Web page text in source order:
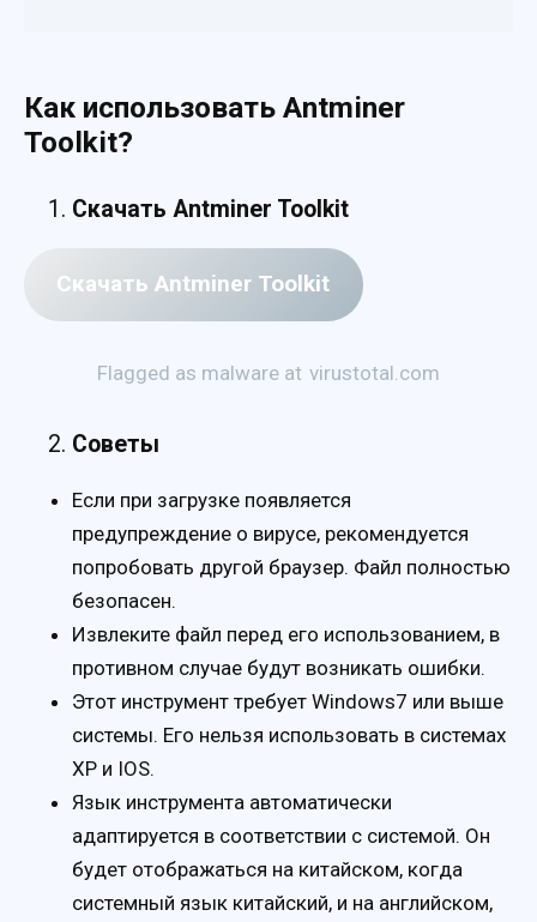
Как использовать Antminer
Toolkit?
Скачать Antminer Toolkit
Скачать Antminer Toolkit
Flagged as malware at virustotal.com
Советы
Если при загрузке появляется
предупреждение о вирусе, рекомендуется
попробовать другой браузер. Файл полностью
безопасен.
Извлеките файл перед его использованием, в
противном случае будут возникать ошибки.
Этот инструмент требует Windows7 или выше
системы. Его нельзя использовать в системах
XP и IOS.
Язык инструмента автоматически
адаптируется в соответствии с системой. Он
будет отображаться на китайском, когда
системный язык китайский, и на английском,